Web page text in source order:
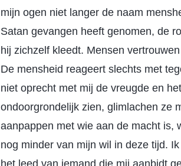
mijn ogen niet langer de naam
Satan gevangen heeft genomen, de
hij zichzelf kleedt. Mensen
De mensheid reageert slechts met
niet oprecht met mij de vreugde en
ondoorgrondelijk zien, glimlachen ze
aanpappen met wie aan de macht is,
nog minder van mijn wil in deze tijd.
het leed van iemand die mij aanbidt